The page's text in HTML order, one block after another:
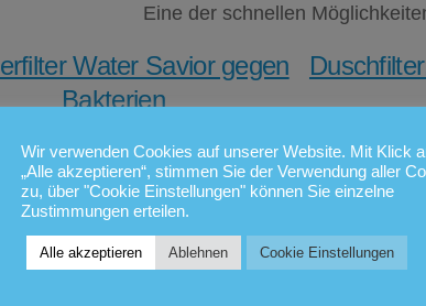
Eine der schnellen
Water Savior gegen
Bakterien
nicht mehr abkochen
müssen
für betroffene Gebiete mit dem
Rabattcode@wasseralarm
Duschen
Wir verwenden Cookies auf unserer Website. Mit Klick
„Alle akzeptieren“, stimmen Sie der Verwendung aller
zu, über "Cookie Einstellungen" können Sie einzelne
Zustimmungen erteilen.
Alle akzeptieren Ablehnen Cookie Einstellungen